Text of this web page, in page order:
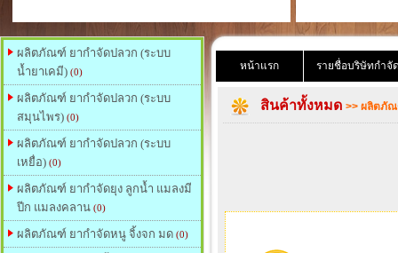
ผลิตภัณฑ์ ยากำจัดปลวก (ระบบ
น้ำยาเคมี) (0)
ผลิตภัณฑ์ ยากำจัดปลวก (ระบบ
สมุนไพร) (0)
ผลิตภัณฑ์ ยากำจัดปลวก (ระบบ
เหยื่อ) (0)
ผลิตภัณฑ์ ยากำจัดยุง ลูกน้ำ แมลงมี
ปีก แมลงคลาน (0)
ผลิตภัณฑ์ ยากำจัดหนู จิ้งจก มด (0)
หน้าแรก รายชื่อบริษัทกำจั
สินค้าทั้งหมด >> ผลิตภั